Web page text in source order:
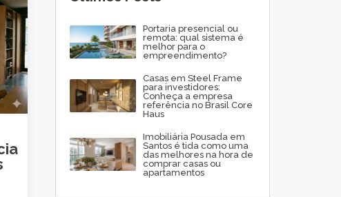
Portaria presencial ou
remota: qual sistema é
melhor para o
empreendimento?
Casas em Steel Frame
para investidores:
Conheça a empresa
referência no Brasil Core
Haus
Imobiliária Pousada em
Santos é tida como uma
das melhores na hora de
comprar casas ou
apartamentos